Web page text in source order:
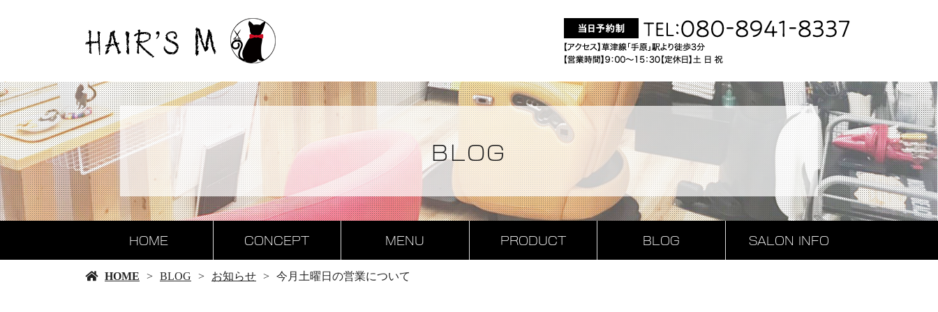
BLOG
HOME CONCEPT MENU PRODUCT BLOG SALON INFO
HOME BLOG お知らせ 今月土曜日の営業について